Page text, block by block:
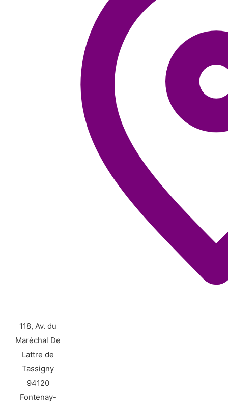
118, Av. du
Maréchal De
Lattre de
Tassigny
94120
Fontenay-